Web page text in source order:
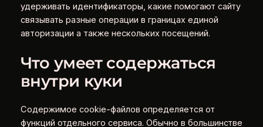
удерживать идентификаторы, какие помогают сайту
связывать разные операции в границах единой
авторизации а также нескольких посещений.
Что умеет содержаться
внутри куки
Содержимое cookie-файлов определяется от
функций отдельного сервиса. Обычно в большинстве